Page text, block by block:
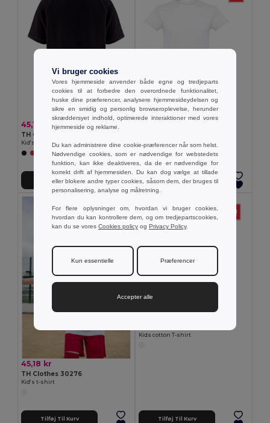
45,18 kr
TH Clothes 30275
+6 Farver
Tilføj Til Kurv
48,31 kr
TH Clothes 30170
Children's t-shirt
Tilføj Til Kurv
45,18 kr
TH Clothes 30276
Kid's t-shirt
Tilføj Til Kurv
Kids cotton T-shirt
Tilføj Til Kurv
Vi bruger cookies
Vores hjemmeside anvender både egne og tredjeparts
cookies til at forbedre den overordnede funktionalitet,
huske dine præferencer, analysere hjemmesideydelsen og
sikre en smidig og personlig browseroplevelse, herunder
skræddersyet indhold, optimerede interaktioner med vores
hjemmeside og reklame.
Du kan administrere dine cookie-præferencer når som helst.
Nødvendige cookies, som er nødvendige for webstedets
funktion, kan ikke deaktiveres, da de er nødvendige for
korrekt drift af hjemmesiden. Du kan dog vælge at tillade
eller blokere andre typer cookies, såsom dem, der bruges til
personalisering, analyse og målretning.
For flere oplysninger om, hvordan vi bruger cookies,
hvordan du kan kontrollere dem, og om tredjepartscookies,
kan du se vores Cookies policy og Privacy Policy.
Kun essentielle Præferencer
Accepter alle